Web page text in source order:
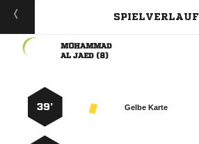
SPIELVERLAUF

  
Gelbe Karte
39’